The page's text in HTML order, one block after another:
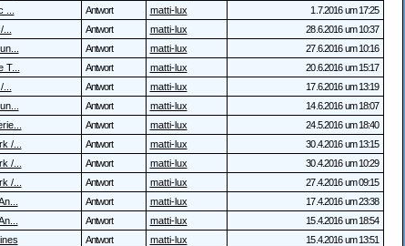
Antwort matti-lux
1.7.2016 um 17:25
Antwort matti-lux
28.6.2016 um 10:37
Antwort matti-lux
27.6.2016 um 10:16
Antwort matti-lux
20.6.2016 um 15:17
Antwort matti-lux
17.6.2016 um 13:19
Antwort matti-lux
14.6.2016 um 18:07
Antwort matti-lux
24.5.2016 um 18:40
/... Antwort matti-lux
30.4.2016 um 13:15
/... Antwort matti-lux
30.4.2016 um 10:29
/... Antwort matti-lux
27.4.2016 um 09:15
Antwort matti-lux
17.4.2016 um 23:38
Antwort matti-lux
15.4.2016 um 18:54
Antwort matti-lux
15.4.2016 um 13:51